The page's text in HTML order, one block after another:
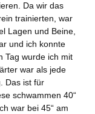
Da wir das
trainierten, war
Lagen und Beine,
und ich konnte
Tag wurde ich mit
war als jede
Das ist für
schwammen 40“
war bei 45“ am